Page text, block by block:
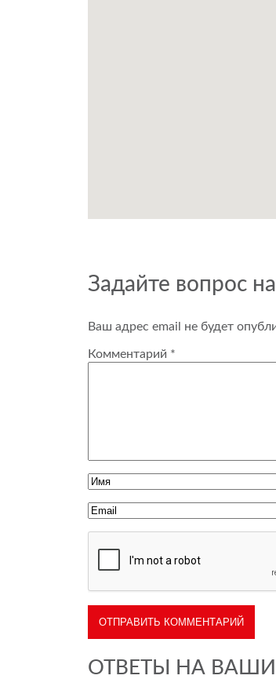
Задайте вопрос
Ваш адрес email не будет
Комментарий *
ОТВЕТЫ НА